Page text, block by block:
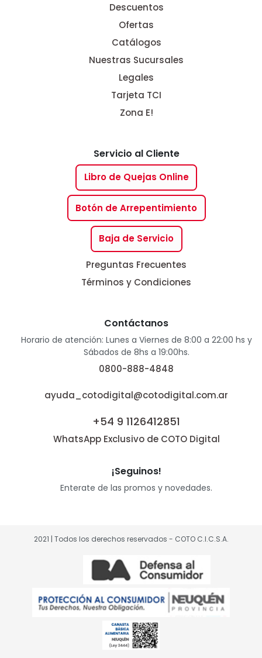
Descuentos
Ofertas
Catálogos
Nuestras Sucursales
Legales
Tarjeta TCI
Zona E!
Servicio al Cliente
Libro de Quejas Online
Botón de Arrepentimiento
Baja de Servicio
Preguntas Frecuentes
Términos y Condiciones
Contáctanos
Horario de atención: Lunes a Viernes de 8:00 a 22:00 hs y
Sábados de 8hs a 19:00hs.
0800-888-4848
ayuda_cotodigital@cotodigital.com.ar
+54 9 1126412851
WhatsApp Exclusivo de COTO Digital
¡Seguinos!
Enterate de las promos y novedades.
2021 | Todos los derechos reservados - COTO C.I.C.S.A.